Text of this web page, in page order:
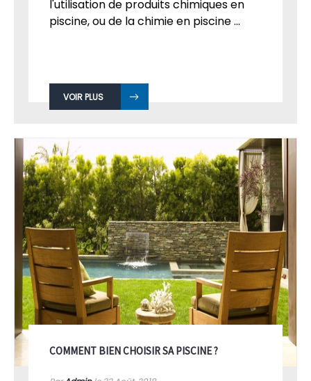
l'utilisation de produits chimiques en
piscine, ou de la chimie en piscine ...
VOIR PLUS
COMMENT BIEN CHOISIR SA PISCINE ?